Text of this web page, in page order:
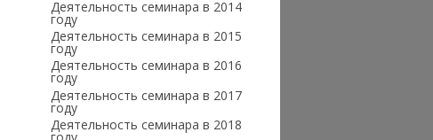
Деятельность семинара в 2014
году
Деятельность семинара в 2015
году
Деятельность семинара в 2016
году
Деятельность семинара в 2017
году
Деятельность семинара в 2018